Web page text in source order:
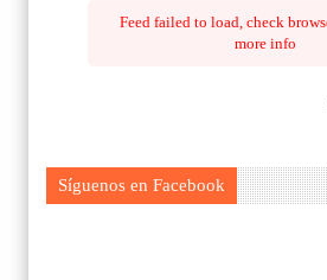
Feed failed to load, check
more info
Síguenos en Facebook